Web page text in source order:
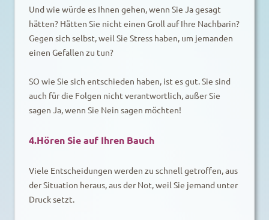
Und wie würde es Ihnen gehen, wenn Sie Ja gesagt
hätten? Hätten Sie nicht einen Groll auf Ihre Nachbarin?
Gegen sich selbst, weil Sie Stress haben, um jemanden
einen Gefallen zu tun?
SO wie Sie sich entschieden haben, ist es gut. Sie sind
auch für die Folgen nicht verantwortlich, außer Sie
sagen Ja, wenn Sie Nein sagen möchten!
4.Hören Sie auf Ihren Bauch
Viele Entscheidungen werden zu schnell getroffen, aus
der Situation heraus, aus der Not, weil Sie jemand unter
Druck setzt.